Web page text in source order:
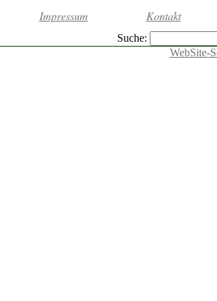
Impressum Kontakt
Suche:
WebSite-